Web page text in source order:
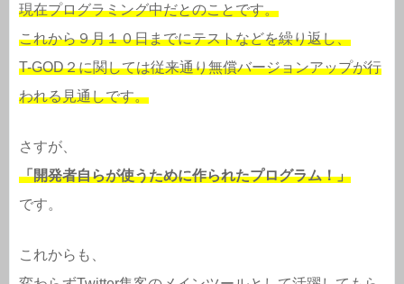
現在プログラミング中だとのことです。
これから９月１０日までにテストなどを繰り返し、
T-GOD２に関しては従来通り無償バージョンアップが行
われる見通しです。
さすが、
「開発者自らが使うために作られたプログラム！」
です。
これからも、